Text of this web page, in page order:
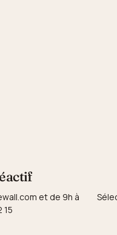
et de 9h à
15